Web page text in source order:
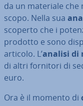
da un materiale
scopo. Nella sua
scoperto che i
prodotto e sono
articolo. L’analisi di
di altri fornitori di
euro.
Ora è il momento di